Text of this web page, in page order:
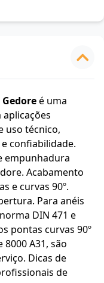
é uma
uso técnico,
confiabilidade.
empunhadura
Acabamento
e curvas 90º.
Para anéis
DIN 471 e
pontas curvas 90º
8000 A31, são
Dicas de
de